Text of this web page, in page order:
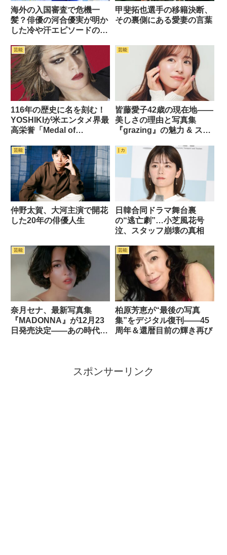
海外の入国審査で危機一
髪？俳優の河合優実が明か
した冷や汗エピソードの全
甲斐拓也選手の移籍決断、
その裏側にある愛妻の言葉
芸能
116年の歴史に名を刻む！
YOSHIKIが米エンタメ界最
高栄誉「Medal of
芸能
皆藤愛子42歳の現在地――
美しさの理由と写真集
『grazing』の魅力 & ステ
芸能
仲野太賀、大河主演で開花
した20年の俳優人生
| カ
日韓合同ドラマ舞台裏
の“逃亡劇”…小芝風花号
泣、スタッフ崩壊の真相
芸能
奈月セナ、最新写真集
『MADONNA』が12月23
日発売決定――あの時代の
芸能
柏原芳恵が“最後の写真
集”をデジタル復刊――45
周年＆還暦目前の輝き再び
スポンサーリンク